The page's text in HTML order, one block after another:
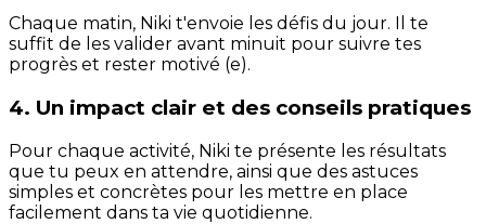
Chaque matin, Niki t'envoie les défis du jour. Il te
suffit de les valider avant minuit pour suivre tes
progrès et rester motivé (e).
4. Un impact clair et des conseils pratiques
Pour chaque activité, Niki te présente les résultats
que tu peux en attendre, ainsi que des astuces
simples et concrètes pour les mettre en place
facilement dans ta vie quotidienne.